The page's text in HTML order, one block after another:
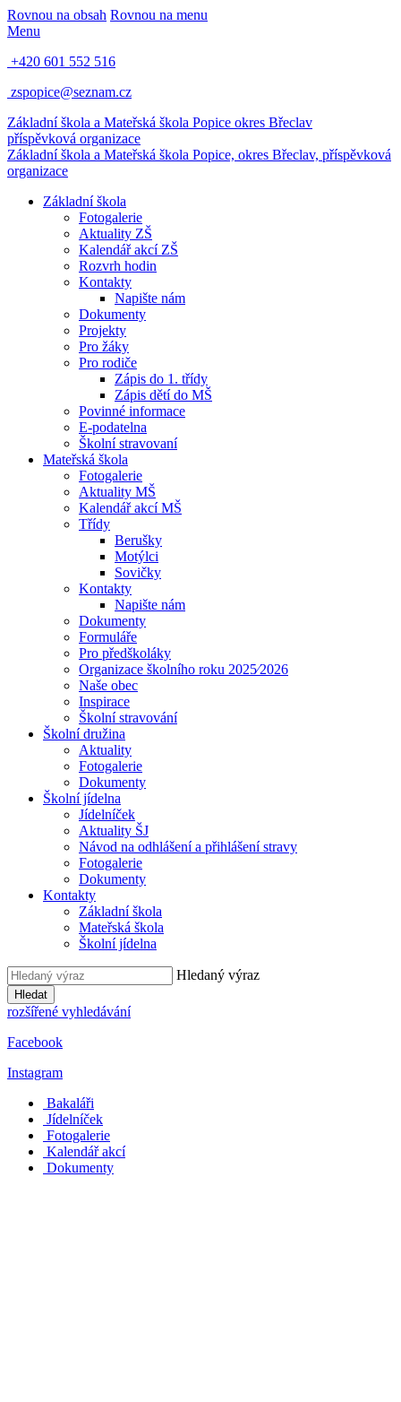
Rovnou na obsah Rovnou na menu
Menu
+420 601 552 516
zspopice@seznam.cz
Základní škola a Mateřská škola Popice okres Břeclav
příspěvková organizace
Základní škola a Mateřská škola Popice, okres Břeclav, příspěvková
organizace
Základní škola
Fotogalerie
Aktuality ZŠ
Kalendář akcí ZŠ
Rozvrh hodin
Kontakty
Napište nám
Dokumenty
Projekty
Pro žáky
Pro rodiče
Zápis do 1. třídy
Zápis dětí do MŠ
Povinné informace
E-podatelna
Školní stravovaní
Mateřská škola
Fotogalerie
Aktuality MŠ
Kalendář akcí MŠ
Třídy
Berušky
Motýlci
Sovičky
Kontakty
Napište nám
Dokumenty
Formuláře
Pro předškoláky
Organizace školního roku 2025⁄2026
Naše obec
Inspirace
Školní stravování
Školní družina
Aktuality
Fotogalerie
Dokumenty
Školní jídelna
Jídelníček
Aktuality ŠJ
Návod na odhlášení a přihlášení stravy
Fotogalerie
Dokumenty
Kontakty
Základní škola
Mateřská škola
Školní jídelna
Hledaný výraz
Hledat
rozšířené vyhledávání
Facebook
Instagram
Bakaláři
Jídelníček
Fotogalerie
Kalendář akcí
Dokumenty